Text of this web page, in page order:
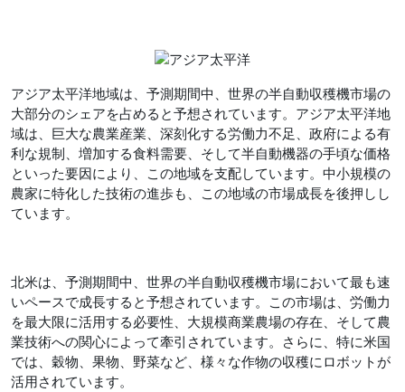
アジア太平洋地域は、予測期間中、世界の半自動収穫機市場の
大部分のシェアを占めると予想されています。アジア太平洋地
域は、巨大な農業産業、深刻化する労働力不足、政府による有
利な規制、増加する食料需要、そして半自動機器の手頃な価格
といった要因により、この地域を支配しています。中小規模の
農家に特化した技術の進歩も、この地域の市場成長を後押しし
ています。
北米は、予測期間中、世界の半自動収穫機市場において最も速
いペースで成長すると予想されています。この市場は、労働力
を最大限に活用する必要性、大規模商業農場の存在、そして農
業技術への関心によって牽引されています。さらに、特に米国
では、穀物、果物、野菜など、様々な作物の収穫にロボットが
活用されています。